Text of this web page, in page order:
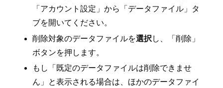
「アカウント設定」から「データファイル」タ
ブを開いてください。
削除対象のデータファイルを選択 し、「削除」
ボタンを押します。
もし「既定のデータファイルは削除できませ
ん」と表示される場合は、ほかのデータファイ